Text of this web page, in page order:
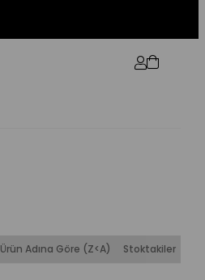
Ürün Adına Göre (Z<A) Stoktakiler